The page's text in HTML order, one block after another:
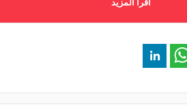
اقرأ المزيد